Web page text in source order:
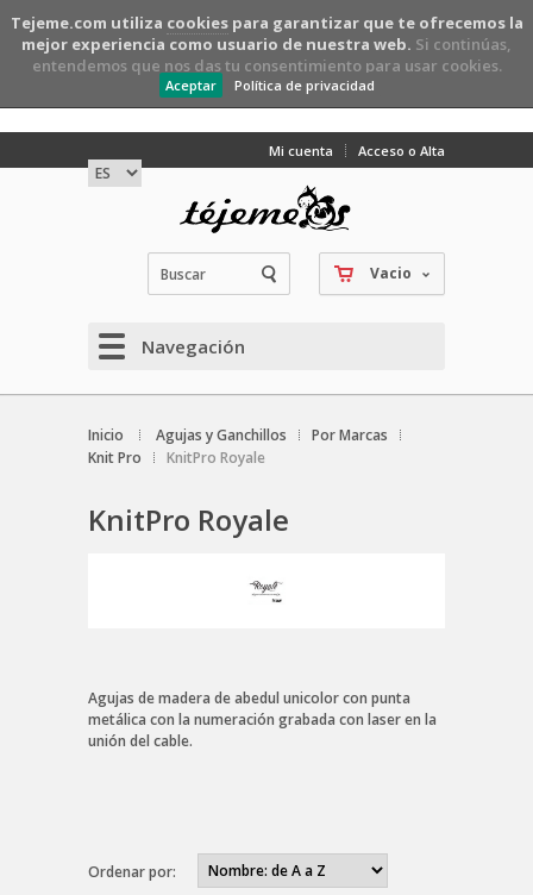
Tejeme.com utiliza cookiespara garantizar que te ofrecemos la
mejor experiencia como usuario de nuestra web. Si continúas,
entendemos que nos das tu consentimiento para usar cookies.
Aceptar Política de privacidad
Mi cuenta Acceso o Alta
Vacio
Navegación
Inicio Agujas y Ganchillos
Por Marcas
Knit Pro
KnitPro Royale
KnitPro Royale
Agujas de madera de abedul unicolor con punta
metálica con la numeración grabada con laser en la
unión del cable.
Ordenar por: